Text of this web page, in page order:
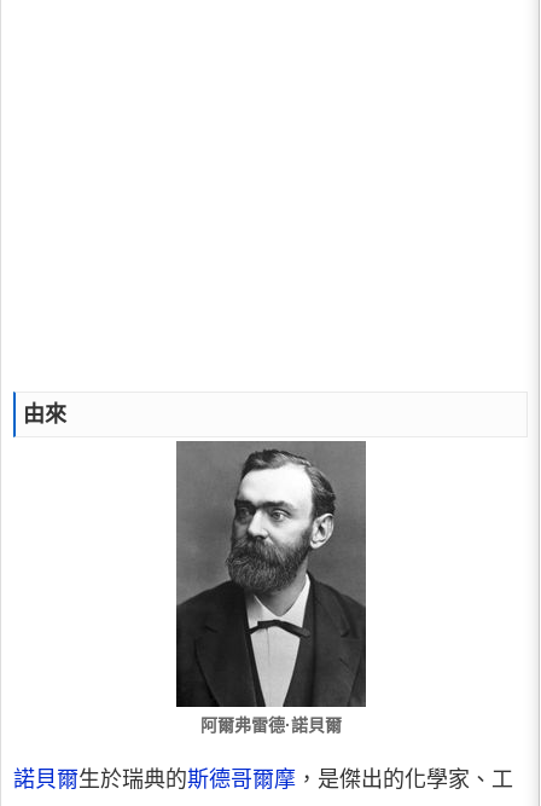
由來
阿爾弗雷德·諾貝爾
諾貝爾生於瑞典的斯德哥爾摩 ，是傑出的化學家、工